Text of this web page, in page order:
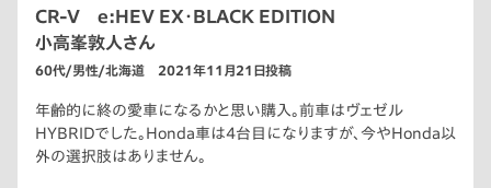
CR-V e:HEV EX・BLACK EDITION
小高峯敦人さん
60代/男性/北海道 2021年11月21日投稿
年齢的に終の愛車になるかと思い購入。前車はヴェゼル
HYBRIDでした。Honda車は4台目になりますが、今やHonda以
外の選択肢はありません。